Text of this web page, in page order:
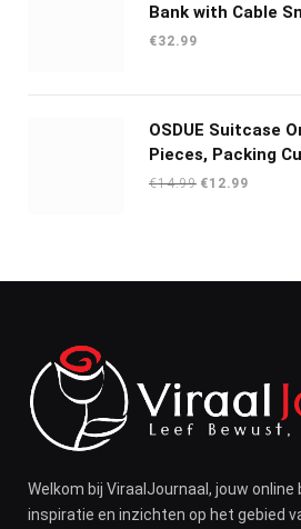
Bank with Cable
€32.99
OSDUE Suitcase
Pieces, Packing
€14.99 Oorspronkelijke
€12.99
Welkom bij ViraalJournaal, jouw
inspiratie en inzichten op het gebied